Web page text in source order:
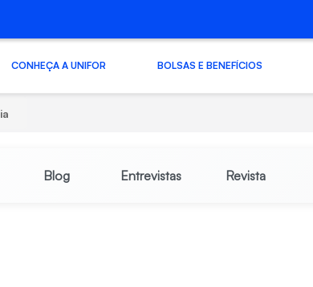
CONHEÇA A UNIFOR BOLSAS E BENEFÍCIOS
Blog Entrevistas Revista